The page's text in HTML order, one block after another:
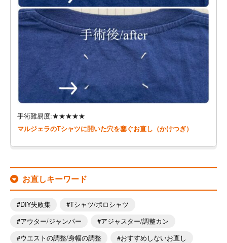
手術難易度:★★★★★
マルジェラのTシャツに開いた穴を塞ぐお直し（かけつぎ）
お直しキーワード
DIY失敗集
Tシャツ/ポロシャツ
アウター/ジャンパー
アジャスター/調整カン
ウエストの調整/身幅の調整
おすすめしないお直し